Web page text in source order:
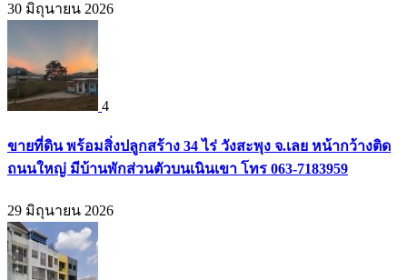
30 มิถุนายน 2026
4
ขายที่ดิน พร้อมสิ่งปลูกสร้าง 34 ไร่ วังสะพุง จ.เลย หน้ากว้างติด
ถนนใหญ่ มีบ้านพักส่วนตัวบนเนินเขา โทร 063-7183959
29 มิถุนายน 2026